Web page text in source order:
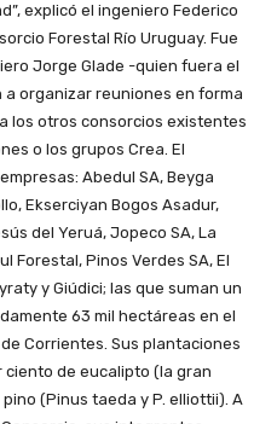
explicó el ingeniero Federico
Forestal Río Uruguay. Fue
Jorge Glade -quien fuera el
organizar reuniones en forma
los otros consorcios existentes
o los grupos Crea. El
Abedul SA, Beyga
Ekserciyan Bogos Asadur,
del Yeruá, Jopeco SA, La
Forestal, Pinos Verdes SA, El
y Giúdici; las que suman un
63 mil hectáreas en el
Corrientes. Sus plantaciones
de eucalipto (la gran
(Pinus taeda y P. elliottii). A